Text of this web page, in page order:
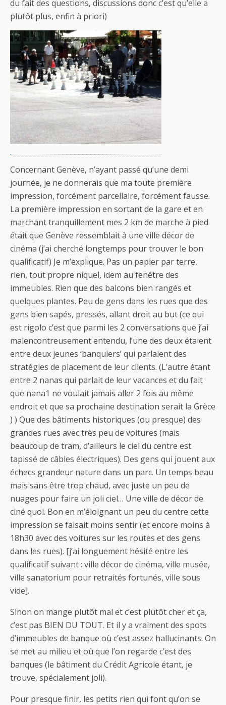
du fait des questions, discussions donc c’est qu’elle a
plutôt plus, enfin à priori)
Concernant Genève, n’ayant passé qu’une demi
journée, je ne donnerais que ma toute première
impression, forcément parcellaire, forcément fausse.
La première impression en sortant de la gare et en
marchant tranquillement mes 2 km de marche à pied
était que Genève ressemblait à une ville décor de
cinéma (j’ai cherché longtemps pour trouver le bon
qualificatif) Je m’explique. Pas un papier par terre,
rien, tout propre niquel, idem au fenêtre des
immeubles. Rien que des balcons bien rangés et
quelques plantes. Peu de gens dans les rues que des
gens bien sapés, pressés, allant droit au but (ce qui
est rigolo c’est que parmi les 2 conversations que j’ai
malencontreusement entendu, l’une des deux étaient
entre deux jeunes ‘banquiers’ qui parlaient des
stratégies de placement de leur clients. (L’autre étant
entre 2 nanas qui parlait de leur vacances et du fait
que nana1 ne voulait jamais aller 2 fois au même
endroit et que sa prochaine destination serait la Grèce
) ) Que des bâtiments historiques (ou presque) des
grandes rues avec très peu de voitures (mais
beaucoup de tram, d’ailleurs le ciel du centre est
tapissé de câbles électriques). Des gens qui jouent aux
échecs grandeur nature dans un parc. Un temps beau
mais sans être trop chaud, avec juste un peu de
nuages pour faire un joli ciel… Une ville de décor de
ciné quoi. Bon en m’éloignant un peu du centre cette
impression se faisait moins sentir (et encore moins à
18h30 avec des voitures sur les routes et des gens
dans les rues). [j’ai longuement hésité entre les
qualificatif suivant : ville décor de cinéma, ville musée,
ville sanatorium pour retraités fortunés, ville sous
vide].
Sinon on mange plutôt mal et c’est plutôt cher et ça,
c’est pas BIEN DU TOUT. Et il y a vraiment des spots
d’immeubles de banque où c’est assez hallucinants. On
se met au milieu et où que l’on regarde c’est des
banques (le bâtiment du Crédit Agricole étant, je
trouve, spécialement joli).
Pour presque finir, les petits rien qui font qu’on se